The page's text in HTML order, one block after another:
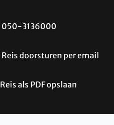
050-3136000
Reis doorsturen per email
Reis als PDF opslaan